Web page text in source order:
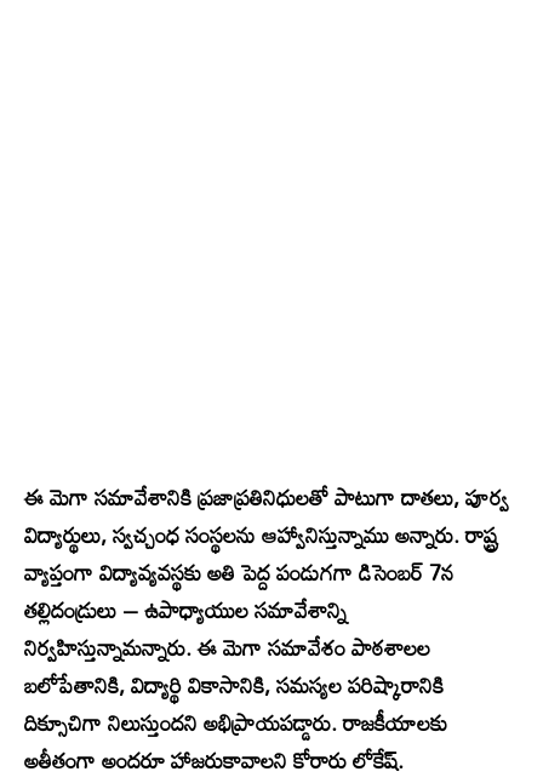
ఈ మెగా సమావేశానికి ప్రజాప్రతినిధులతో పాటుగా దాతలు, పూర్వ
విద్యార్థులు, స్వచ్చంధ సంస్థలను ఆహ్వానిస్తున్నాము అన్నారు. రాష్ట్ర
వ్యాప్తంగా విద్యావ్యవస్థకు అతి పెద్ద పండుగగా డిసెంబర్ 7న
తల్లిదండ్రులు – ఉపాధ్యాయుల సమావేశాన్ని
నిర్వహిస్తున్నామన్నారు. ఈ మెగా సమావేశం పాఠశాలల
బలోపేతానికి, విద్యార్థి వికాసానికి, సమస్యల పరిష్కారానికి
దిక్సూచిగా నిలుస్తుందని అభిప్రాయపడ్డారు. రాజకీయాలకు
అతీతంగా అందరూ హాజరుకావాలని కోరారు లోకేష్.